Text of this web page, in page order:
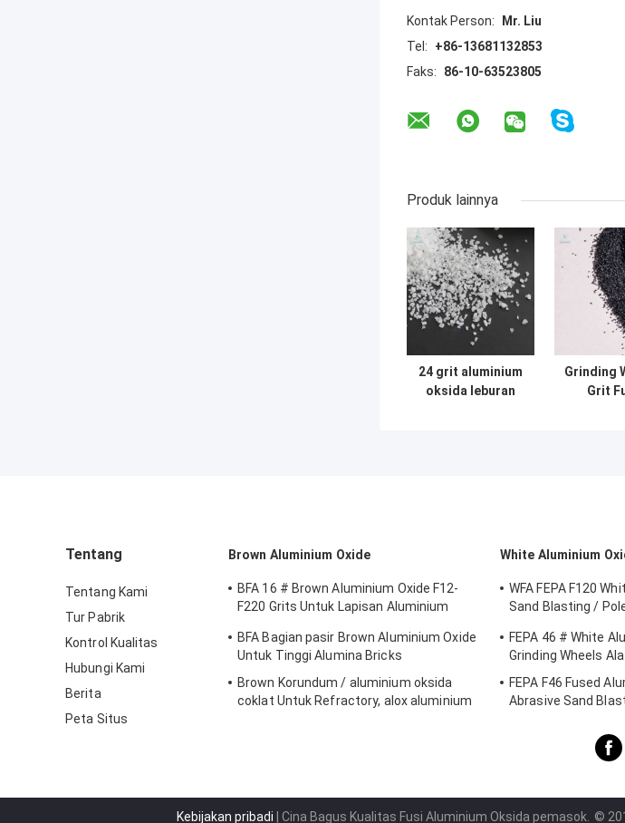
Kontak Person:
Mr. Liu
Tel:
+86-13681132853
Faks:
86-10-63523805
Produk lainnya
24 grit aluminium
oksida leburan
Grinding
Grit
Tentang
Tentang Kami
Tur Pabrik
Kontrol Kualitas
Hubungi Kami
Berita
Peta Situs
Brown Aluminium Oxide
BFA 16 # Brown Aluminium Oxide F12-
F220 Grits Untuk Lapisan Aluminium
BFA Bagian pasir Brown Aluminium Oxide
Untuk Tinggi Alumina Bricks
Brown Korundum / aluminium oksida
coklat Untuk Refractory, alox aluminium
White Aluminium
WFA FEPA F120
Sand Blasting /
FEPA 46 # White
Grinding Wheels
FEPA F46 Fused
Abrasive Sand
Kebijakan pribadi | Cina Bagus Kualitas Fusi Aluminium Oksida pemasok. ©